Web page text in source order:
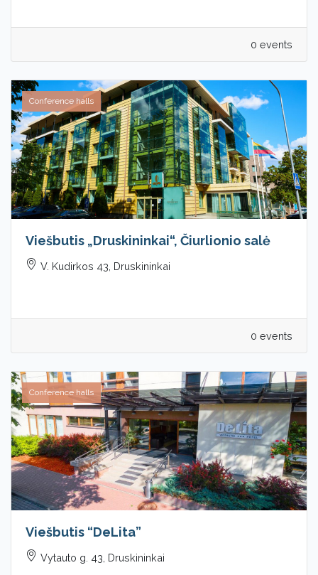
0 events
Conference halls
Viešbutis „Druskininkai“, Čiurlionio salė
V. Kudirkos 43, Druskininkai
0 events
Conference halls
Viešbutis “DeLita”
Vytauto g. 43, Druskininkai